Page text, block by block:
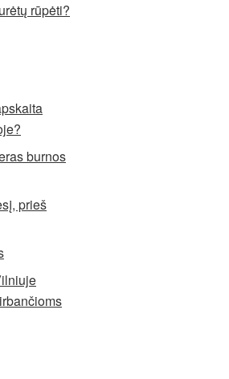
rūpėti?
burnos
prieš